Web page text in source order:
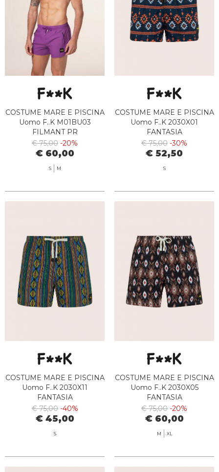
COSTUME MARE E PISCINA
Uomo F..K M01BU03
FILMANT PR
€ 75,00 -20%
€ 60,00
S M
COSTUME MARE E PISCINA
Uomo F..K 2030X01
FANTASIA
€ 75,00 -30%
€ 52,50
S
COSTUME MARE E PISCINA
Uomo F..K 2030X11
FANTASIA
€ 75,00 -40%
€ 45,00
S
COSTUME MARE E PISCINA
Uomo F..K 2030X05
FANTASIA
€ 75,00 -20%
€ 60,00
M XL